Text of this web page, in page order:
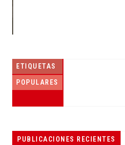
ETIQUETAS
POPULARES
PUBLICACIONES RECIENTES
PESCADORES RECIBEN EQUIPO DE
RADIOCOMUNICACIÓN